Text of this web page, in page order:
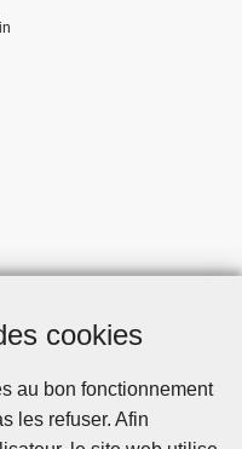
cookies
au bon fonctionnement
les refuser. Afin